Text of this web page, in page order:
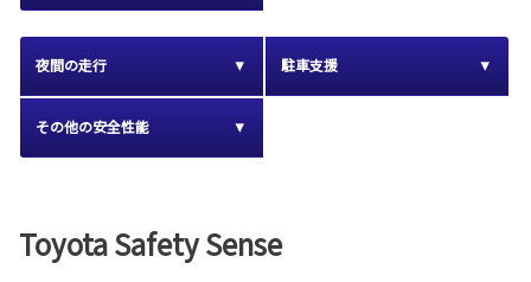
夜間の走行 駐車支援
その他の安全性能
Toyota Safety Sense